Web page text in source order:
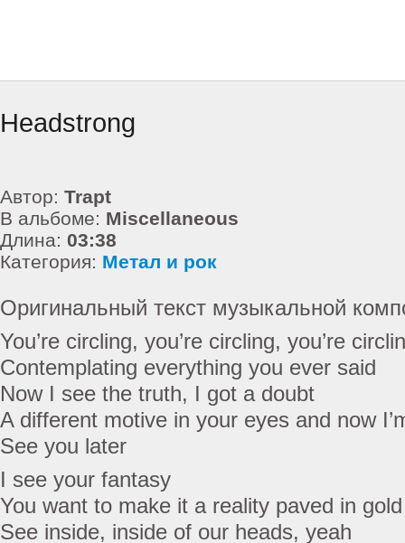
Headstrong
Автор: Trapt
В альбоме: Miscellaneous
Длина: 03:38
Категория: Метал и рок
Оригинальный текст музыкальной
You’re circling, you’re circling, you’re
Contemplating everything you ever said
Now I see the truth, I got a doubt
A different motive in your eyes and now
See you later
I see your fantasy
You want to make it a reality paved in gold
See inside, inside of our heads, yeah